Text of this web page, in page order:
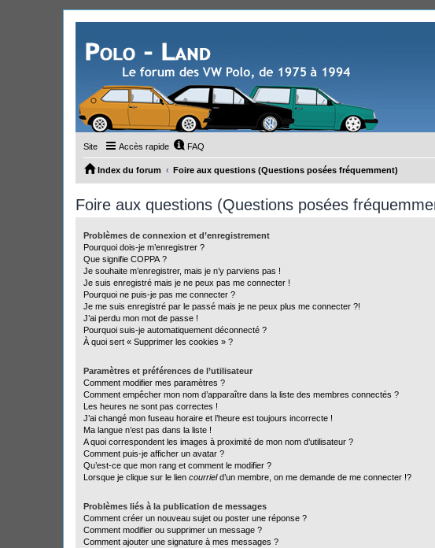
Site Accès rapide FAQ
Index du forum Foire aux questions (Questions posées fréquemment)
Foire aux questions (Questions posées
Problèmes de connexion et d’enregistrement
Pourquoi dois-je m’enregistrer ?
Que signifie COPPA ?
Je souhaite m’enregistrer, mais je n’y parviens pas !
Je suis enregistré mais je ne peux pas me connecter !
Pourquoi ne puis-je pas me connecter ?
Je me suis enregistré par le passé mais je ne peux plus me connecter ?!
J’ai perdu mon mot de passe !
Pourquoi suis-je automatiquement déconnecté ?
À quoi sert « Supprimer les cookies » ?
Paramètres et préférences de l’utilisateur
Comment modifier mes paramètres ?
Comment empêcher mon nom d’apparaître dans la liste des membres connectés ?
Les heures ne sont pas correctes !
J’ai changé mon fuseau horaire et l’heure est toujours incorrecte !
Ma langue n’est pas dans la liste !
A quoi correspondent les images à proximité de mon nom d’utilisateur ?
Comment puis-je afficher un avatar ?
Qu’est-ce que mon rang et comment le modifier ?
Lorsque je clique sur le lien courrield’un membre, on me demande de me connecter !?
Problèmes liés à la publication de messages
Comment créer un nouveau sujet ou poster une réponse ?
Comment modifier ou supprimer un message ?
Comment ajouter une signature à mes messages ?